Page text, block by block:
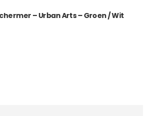
– Urban Arts – Groen / Wit